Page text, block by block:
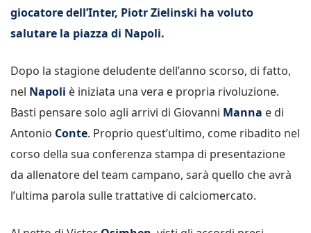
giocatore dell’Inter, Piotr Zielinski ha voluto
salutare la piazza di Napoli.
Dopo la stagione deludente dell’anno scorso, di fatto,
nel Napoli è iniziata una vera e propria rivoluzione.
Basti pensare solo agli arrivi di Giovanni Manna e di
Antonio Conte. Proprio quest’ultimo, come ribadito nel
corso della sua conferenza stampa di presentazione
da allenatore del team campano, sarà quello che avrà
l’ultima parola sulle trattative di calciomercato.